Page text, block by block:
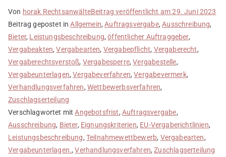
Von horak RechtsanwälteBeitrag veröffentlicht am29. Juni 2023
Beitrag gepostet inAllgemein,Auftragsvergabe,Ausschreibung,
Bieter, Leistungsbeschreibung,öffentlicher Auftraggeber,
Vergabeakten,Vergabearten, Vergabepflicht, Vergaberecht,
Vergaberechtsverstoß, Vergabesperre,Vergabestelle,
Vergabeunterlagen,Vergabeverfahren,Vergabevermerk,
Verhandlungsverfahren, Wettbewerbsverfahren,
Zuschlagserteilung
Verschlagwortet mitAngebotsfrist, Auftragsvergabe,
Ausschreibung, Bieter, Eignungskriterien, EU-Vergaberichtlinien,
Leistungsbeschreibung, Teilnahmewettbewerb, Vergabearten,
Vergabeunterlagen.,Verhandlungsverfahren,Zuschlagserteilung